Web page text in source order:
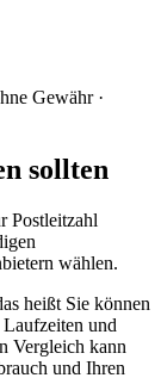
Gewähr ·
sollten
Postleitzahl
wählen.
heißt Sie können
und
Vergleich kann
und Ihren